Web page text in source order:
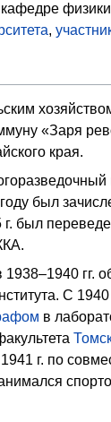
,
«Заря
края.
был
г. был
гг.
С
в
г. по